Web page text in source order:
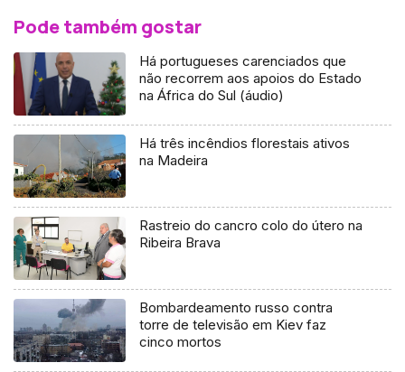
Pode também gostar
Há portugueses carenciados que
não recorrem aos apoios do Estado
na África do Sul (áudio)
Há três incêndios florestais ativos
na Madeira
Rastreio do cancro colo do útero na
Ribeira Brava
Bombardeamento russo contra
torre de televisão em Kiev faz
cinco mortos